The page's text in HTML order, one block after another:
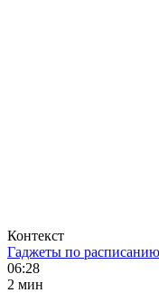
Контекст
Гаджеты по
06:28
2 мин